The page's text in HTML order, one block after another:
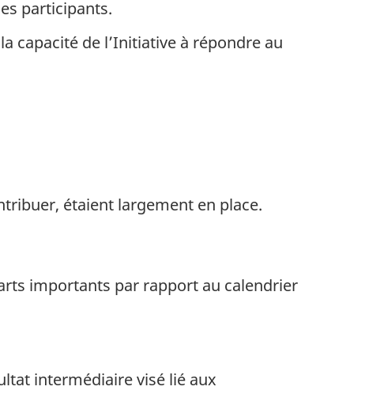
participants.
capacité de l’Initiative à répondre au
étaient largement en place.
importants par rapport au calendrier
intermédiaire visé lié aux